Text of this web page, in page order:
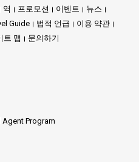
역 프로모션 이벤트
뉴스
Guide 법적 언급
이용 약관
트 맵 문의하기
Agent Program